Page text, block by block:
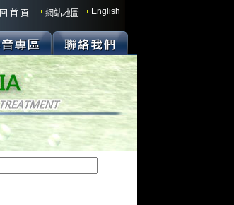
回 首 頁 網站地圖 English